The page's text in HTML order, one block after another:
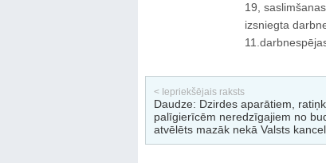
19,
izsniegta
< Iepriekšējais raksts
Daudze: Dzirdes aparātiem,
palīgierīcēm neredzīgajiem no
atvēlēts mazāk nekā Valsts